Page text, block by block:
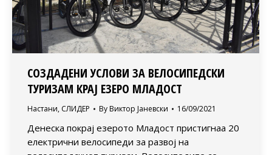
СОЗДАДЕНИ УСЛОВИ ЗА ВЕЛОСИПЕДСКИ
ТУРИЗАМ КРАЈ ЕЗЕРО МЛАДОСТ
Настани, СЛИДЕР By Виктор Јаневски 16/09/2021
Денеска покрај езерото Младост пристигнаа 20
електрични велосипеди за развој на